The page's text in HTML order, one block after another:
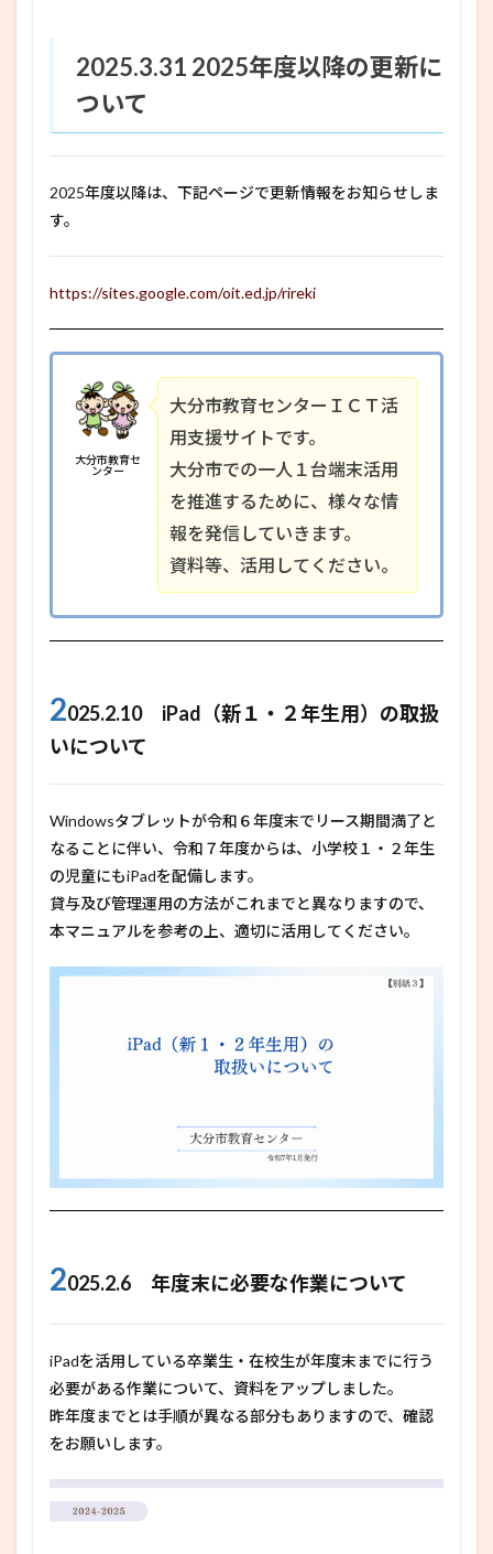
2025.3.31 2025年度以降の更新に
ついて
2025年度以降は、下記ページで更新情報をお知らせしま
す。
https://sites.google.com/oit.ed.jp/rireki
大分市教育セ
ンター
大分市教育センターＩＣＴ活
用支援サイトです。
大分市での一人１台端末活用
を推進するために、様々な情
報を発信していきます。
資料等、活用してください。
2025.2.10 iPad（新１・２年生用）の取扱
いについて
Windowsタブレットが令和６年度末でリース期間満了と
なることに伴い、令和７年度からは、小学校１・２年生
の児童にもiPadを配備します。
貸与及び管理運用の方法がこれまでと異なりますので、
本マニュアルを参考の上、適切に活用してください。
2025.2.6 年度末に必要な作業について
iPadを活用している卒業生・在校生が年度末までに行う
必要がある作業について、資料をアップしました。
昨年度までとは手順が異なる部分もありますので、確認
をお願いします。